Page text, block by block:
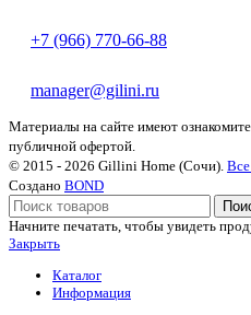
+7 (966) 770-66-88
manager@gilini.ru
Материалы на сайте имеют
публичной офертой.
© 2015 - 2026 Gillini Home (Сочи).
Создано BOND
Начните печатать, чтобы увидеть
Закрыть
Каталог
Информация